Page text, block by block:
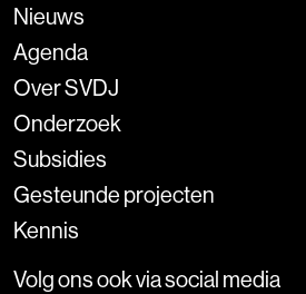
Nieuws
Agenda
Over SVDJ
Onderzoek
Subsidies
Gesteunde projecten
Kennis
Volg ons ook via social media